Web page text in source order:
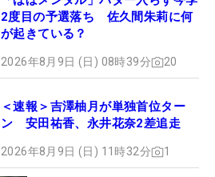
2度目の予選落ち 佐久間朱莉に何
が起きている？
2026年8月9日 (日) 08時39分 20
＜速報＞吉澤柚月が単独首位ター
ン 安田祐香、永井花奈2差追走
2026年8月9日 (日) 11時32分 1